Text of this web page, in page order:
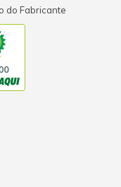
do Fabricante